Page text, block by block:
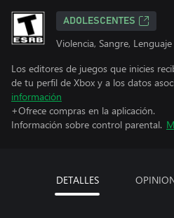
ADOLESCENTES
Violencia, Sangre, Lenguaje
Los editores de juegos que inicies
de tu perfil de Xbox y a los datos
información
+Ofrece compras en la aplicación.
Información sobre control parental.
DETALLES